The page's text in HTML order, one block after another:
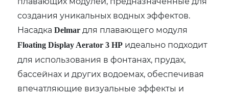
создания уникальных водных эффектов.
НасадкаDelmar для плавающего модуля
Floating Display Aerator 3 HP идеально подходит
для использования в фонтанах, прудах,
бассейнах и других водоемах, обеспечивая
впечатляющие визуальные эффекты и